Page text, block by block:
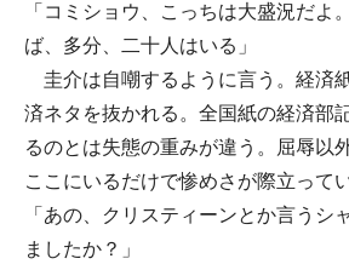
「コミショウ、こっちは大盛況だよ
ば、多分、二十人はいる」
圭介は自嘲するように言う。経済
済ネタを抜かれる。全国紙の経済部
るのとは失態の重みが違う。屈辱以
ここにいるだけで惨めさが際立ってい
「あの、クリスティーンとか言うシ
ましたか？」